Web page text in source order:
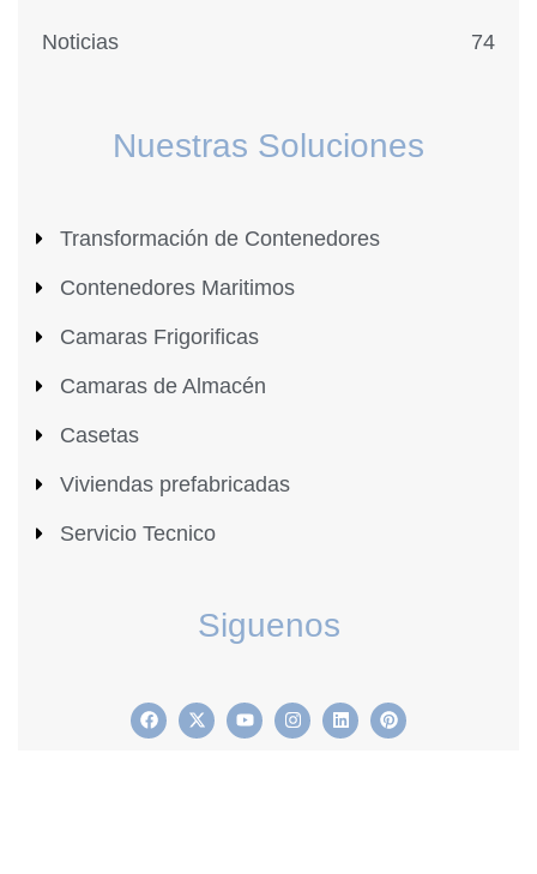
Noticias 74
Nuestras Soluciones
Transformación de Contenedores
Contenedores Maritimos
Camaras Frigorificas
Camaras de Almacén
Casetas
Viviendas prefabricadas
Servicio Tecnico
Siguenos